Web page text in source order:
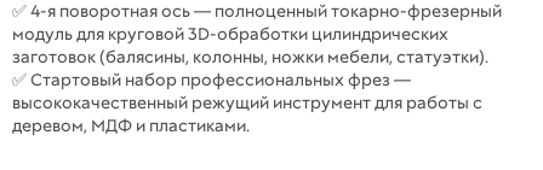
✅ 4-я поворотная ось — полноценный токарно-фрезерный
модуль для круговой 3D-обработки цилиндрических
заготовок (балясины, колонны, ножки мебели, статуэтки).
✅ Стартовый набор профессиональных фрез —
высококачественный режущий инструмент для работы с
деревом, МДФ и пластиками.